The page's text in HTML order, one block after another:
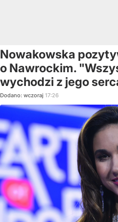
Nowakowska
o Nawrockim.
wychodzi z jego
Dodano: wczoraj 17:26